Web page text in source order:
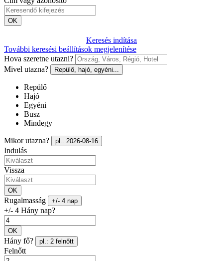
OK
Keresés indítása
További keresési beállítások megjelenítése
Hova szeretne utazni?
Mivel utazna?
Repülő, hajó, egyéni...
Repülő
Hajó
Egyéni
Busz
Mindegy
Mikor utazna? pl.: 2026-08-16
Indulás
Vissza
OK
Rugalmasság +/- 4 nap
+/- 4 Hány nap?
OK
Hány fő? pl.: 2 felnőtt
Felnőtt